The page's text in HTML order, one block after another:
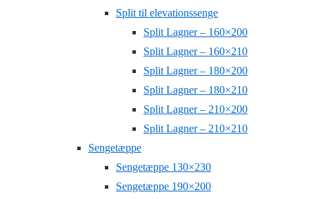
Split til elevationssenge
Split Lagner – 160×200
Split Lagner – 160×210
Split Lagner – 180×200
Split Lagner – 180×210
Split Lagner – 210×200
Split Lagner – 210×210
Sengetæppe
Sengetæppe 130×230
Sengetæppe 190×200